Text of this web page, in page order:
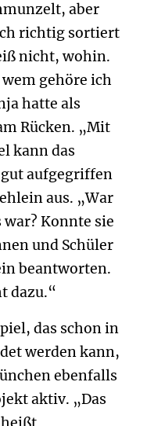
aber
richtig sortiert
nicht, wohin.
gehöre ich
hatte als
Rücken. „Mit
kann das
gut aufgegriffen
aus. „War
war? Konnte sie
und Schüler
beantworten.
dazu.“
das schon in
werden kann,
ebenfalls
aktiv. „Das